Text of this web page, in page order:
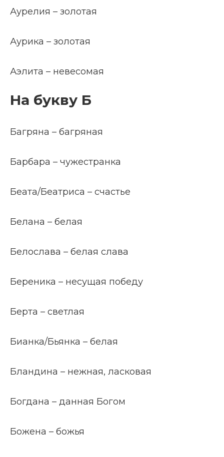
Аурелия – золотая
Аурика – золотая
Аэлита – невесомая
На букву Б
Багряна – багряная
Барбара – чужестранка
Беата/Беатриса – счастье
Белана – белая
Белослава – белая слава
Береника – несущая победу
Берта – светлая
Бианка/Бьянка – белая
Бландина – нежная, ласковая
Богдана – данная Богом
Божена – божья